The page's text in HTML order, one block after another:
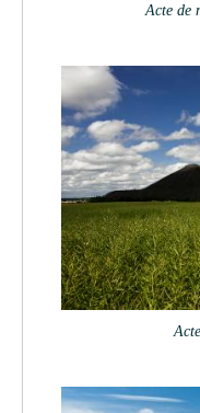
Acte de